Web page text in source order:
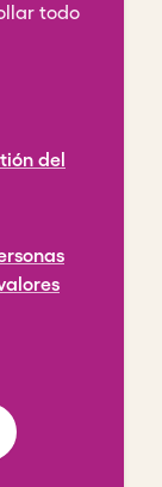
todo
del